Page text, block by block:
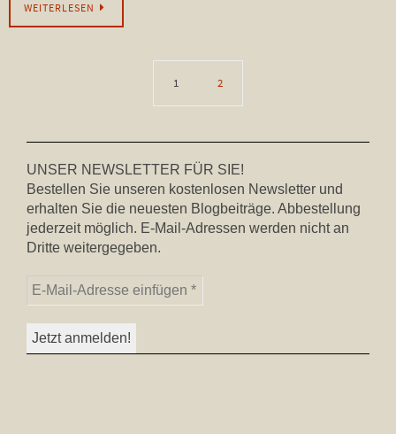
WEITERLESEN
1 2
UNSER NEWSLETTER FÜR SIE!
Bestellen Sie unseren kostenlosen Newsletter und
erhalten Sie die neuesten Blogbeiträge. Abbestellung
jederzeit möglich. E-Mail-Adressen werden nicht an
Dritte weitergegeben.